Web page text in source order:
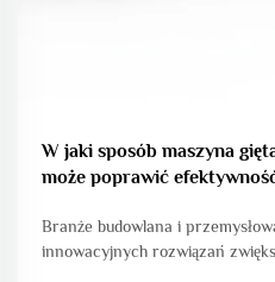
W jaki sposób maszyna
może poprawić
Branże budowlana i
innowacyjnych rozwiązań